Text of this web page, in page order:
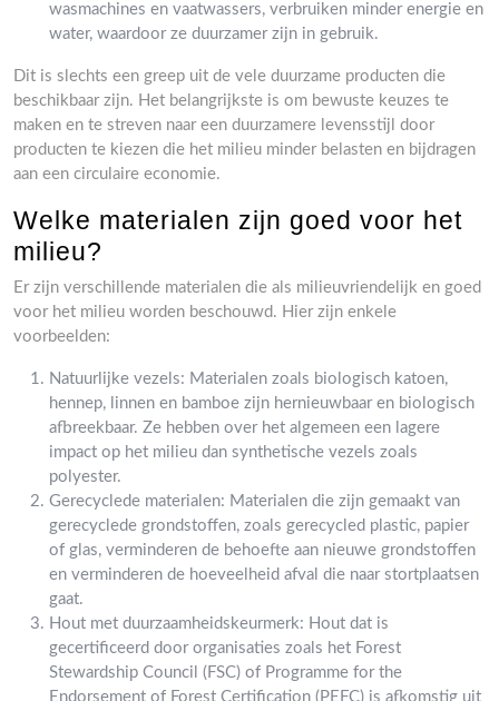
wasmachines en vaatwassers, verbruiken minder energie en
water, waardoor ze duurzamer zijn in gebruik.
Dit is slechts een greep uit de vele duurzame producten die
beschikbaar zijn. Het belangrijkste is om bewuste keuzes te
maken en te streven naar een duurzamere levensstijl door
producten te kiezen die het milieu minder belasten en bijdragen
aan een circulaire economie.
Welke materialen zijn goed voor het
milieu?
Er zijn verschillende materialen die als milieuvriendelijk en goed
voor het milieu worden beschouwd. Hier zijn enkele
voorbeelden:
Natuurlijke vezels: Materialen zoals biologisch katoen,
hennep, linnen en bamboe zijn hernieuwbaar en biologisch
afbreekbaar. Ze hebben over het algemeen een lagere
impact op het milieu dan synthetische vezels zoals
polyester.
Gerecyclede materialen: Materialen die zijn gemaakt van
gerecyclede grondstoffen, zoals gerecycled plastic, papier
of glas, verminderen de behoefte aan nieuwe grondstoffen
en verminderen de hoeveelheid afval die naar stortplaatsen
gaat.
Hout met duurzaamheidskeurmerk: Hout dat is
gecertificeerd door organisaties zoals het Forest
Stewardship Council (FSC) of Programme for the
Endorsement of Forest Certification (PEFC) is afkomstig uit